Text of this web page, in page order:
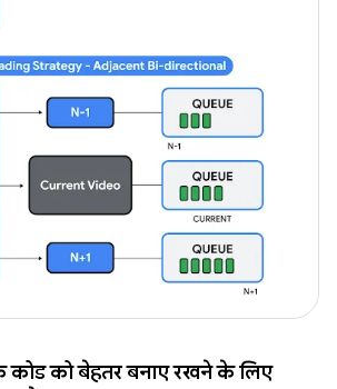
को बेहतर बनाए रखने के लिए